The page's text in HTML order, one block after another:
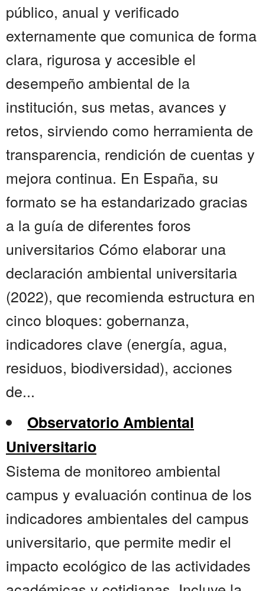
público, anual y verificado
externamente que comunica de forma
clara, rigurosa y accesible el
desempeño ambiental de la
institución, sus metas, avances y
retos, sirviendo como herramienta de
transparencia, rendición de cuentas y
mejora continua. En España, su
formato se ha estandarizado gracias
a la guía de diferentes foros
universitarios Cómo elaborar una
declaración ambiental universitaria
(2022), que recomienda estructura en
cinco bloques: gobernanza,
indicadores clave (energía, agua,
residuos, biodiversidad), acciones
de...
Observatorio Ambiental
Universitario
Sistema de monitoreo ambiental
campus y evaluación continua de los
indicadores ambientales del campus
universitario, que permite medir el
impacto ecológico de las actividades